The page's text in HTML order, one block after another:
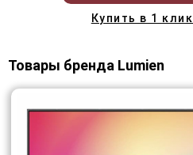
Купить в 1 клик
Товары бренда Lumien